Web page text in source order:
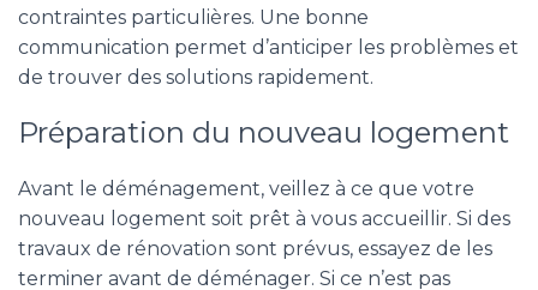
contraintes particulières. Une bonne
communication permet d’anticiper les problèmes et
de trouver des solutions rapidement.
Préparation du nouveau logement
Avant le déménagement, veillez à ce que votre
nouveau logement soit prêt à vous accueillir. Si des
travaux de rénovation sont prévus, essayez de les
terminer avant de déménager. Si ce n’est pas